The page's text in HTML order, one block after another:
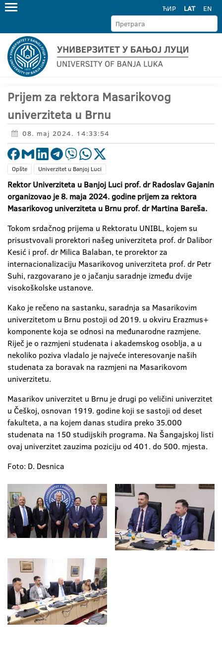
ЋИР LAT EN
Prijem za rektora Masarikovog
univerziteta u Brnu
08. maj 2024. 14:33:54
Opšte Univerzitet u Banjoj Luci
Rektor Univerziteta u Banjoj Luci prof. dr Radoslav Gajanin
organizovao je 8. maja 2024. godine prijem za rektora
Masarikovog univerziteta u Brnu prof. dr Martina Bareša.
Tokom srdačnog prijema u Rektoratu UNIBL, kojem su
prisustvovali prorektori našeg univerziteta prof. dr Dalibor
Kesić i prof. dr Milica Balaban, te prorektor za
internacionalizaciju Masarikovog univerziteta prof. dr Petr
Suhi, razgovarano je o jačanju saradnje između dvije
visokoškolske ustanove.
Kako je rečeno na sastanku, saradnja sa Masarikovim
univerzitetom u Brnu postoji od 2019. u okviru Erazmus+
komponente koja se odnosi na međunarodne razmjene.
Riječ je o razmjeni studenata i akademskog osoblja, a u
nekoliko poziva vladalo je najveće interesovanje naših
studenata za boravak na razmjeni na Masarikovom
univerzitetu.
Masarikov univerzitet u Brnu je drugi po veličini univerzitet
u Češkoj, osnovan 1919. godine koji se sastoji od deset
fakulteta, a na kojem danas studira preko 35.000
studenata na 150 studijskih programa. Na Šangajskoj listi
ovaj univerzitet zauzima poziciju od 401. do 500. mjesta.
Foto: D. Desnica